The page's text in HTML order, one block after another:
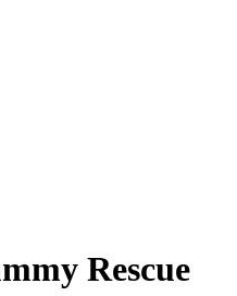
Rescue